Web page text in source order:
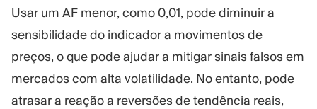
Usar um AF menor, como 0,01, pode diminuir a
sensibilidade do indicador a movimentos de
preços, o que pode ajudar a mitigar sinais falsos em
mercados com alta volatilidade. No entanto, pode
atrasar a reação a reversões de tendência reais,